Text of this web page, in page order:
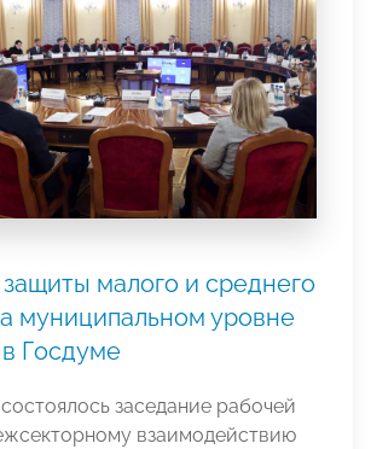
малого и среднего
муниципальном уровне
Госдуме
заседание рабочей
взаимодействию